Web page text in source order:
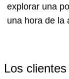
explorar una
una hora de la
Los